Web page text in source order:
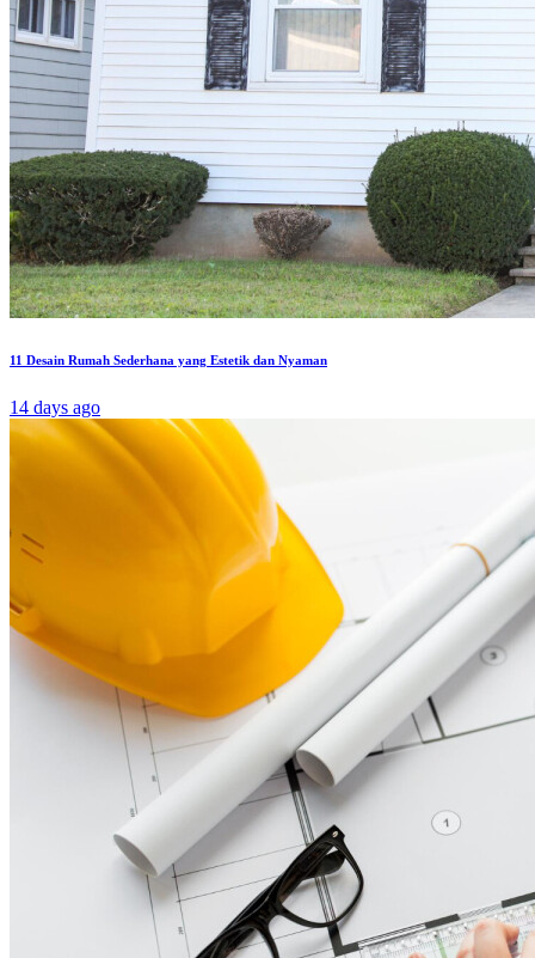
11 Desain Rumah Sederhana yang Estetik dan Nyaman
14 days ago